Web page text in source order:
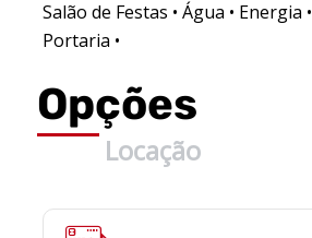
Salão de Festas • Água • Energia •
Portaria •
Opções
Locação